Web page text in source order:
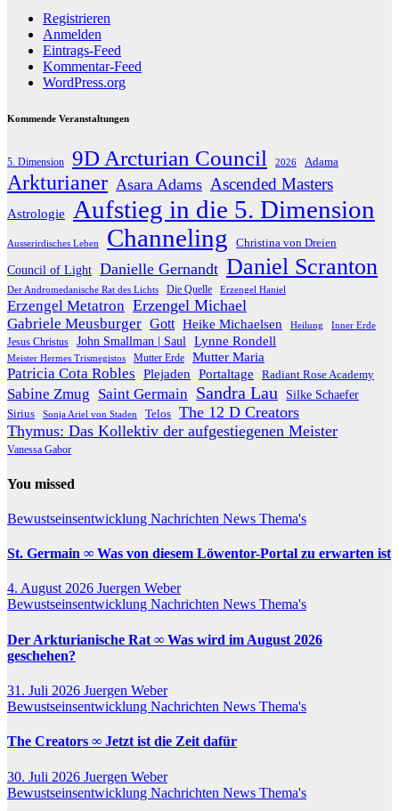
Registrieren
Anmelden
Eintrags-Feed
Kommentar-Feed
WordPress.org
Kommende Veranstaltungen
5. Dimension 9D Arcturian Council 2026 Adama
Arkturianer Asara Adams Ascended Masters
Astrologie Aufstieg in die 5. Dimension
Ausserirdisches Leben Channeling Christina von Dreien
Council of Light Danielle Gernandt Daniel Scranton
Der Andromedanische Rat des Lichts Die Quelle Erzengel Haniel
Erzengel Metatron Erzengel Michael
Gabriele Meusburger Gott Heike Michaelsen Heilung Inner Erde
Jesus Christus John Smallman | Saul Lynne Rondell
Meister Hermes Trismegistos Mutter Erde Mutter Maria
Patricia Cota Robles Plejaden Portaltage Radiant Rose Academy
Sabine Zmug Saint Germain Sandra Lau Silke Schaefer
Sirius Sonja Ariel von Staden Telos The 12 D Creators
Thymus: Das Kollektiv der aufgestiegenen Meister
Vanessa Gabor
You missed
Bewustseinsentwicklung Nachrichten News Thema's
St. Germain ∞ Was von diesem Löwentor-Portal zu erwarten ist
4. August 2026 Juergen Weber
Bewustseinsentwicklung Nachrichten News Thema's
Der Arkturianische Rat ∞ Was wird im August 2026
geschehen?
31. Juli 2026 Juergen Weber
Bewustseinsentwicklung Nachrichten News Thema's
The Creators ∞ Jetzt ist die Zeit dafür
30. Juli 2026 Juergen Weber
Bewustseinsentwicklung Nachrichten News Thema's